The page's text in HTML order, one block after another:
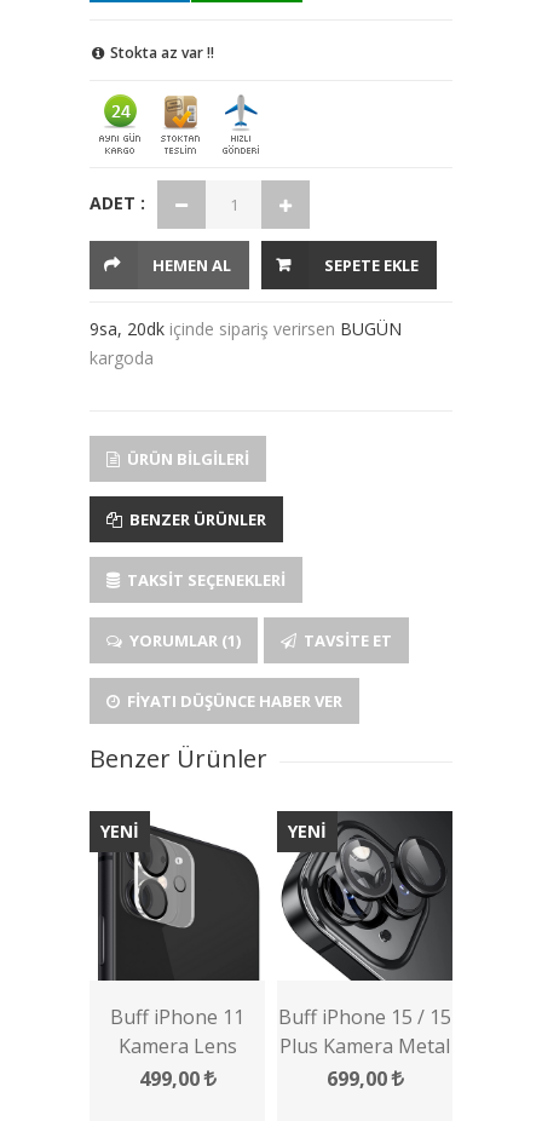
Stokta az var !!
ADET :
HEMEN AL SEPETE EKLE
9sa, 20dk içinde sipariş verirsen BUGÜN
kargoda
ÜRÜN BILGILERI
BENZER ÜRÜNLER
TAKSIT SEÇENEKLERI
YORUMLAR (1) TAVSITE ET
FIYATI DÜŞÜNCE HABER VER
Benzer Ürünler
YENİ
Buff iPhone 11
Kamera Lens
Koruyucu
499,00
YENİ
Buff iPhone 15 / 15
Plus Kamera Metal
Lens Koruyucu
699,00